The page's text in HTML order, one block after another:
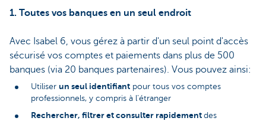
1. Toutes vos banques en un seul endroit
Avec Isabel 6, vous gérez à partir d'un seul point d'accès
sécurisé vos comptes et paiements dans plus de 500
banques (via 20 banques partenaires). Vous pouvez ainsi:
Utiliser un seul identifiant pour tous vos comptes
professionnels, y compris à l’étranger
Rechercher, filtrer et consulter rapidement des